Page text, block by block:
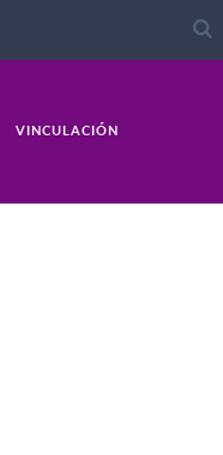
VINCULACIÓN